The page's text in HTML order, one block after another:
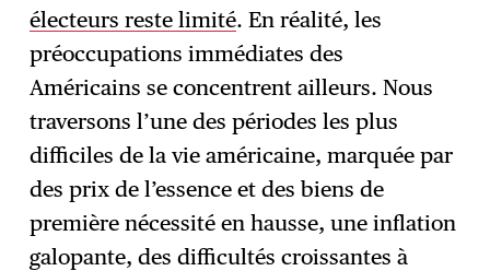
électeurs reste limité. En réalité, les
préoccupations immédiates des
Américains se concentrent ailleurs. Nous
traversons l’une des périodes les plus
difficiles de la vie américaine, marquée par
des prix de l’essence et des biens de
première nécessité en hausse, une inflation
galopante, des difficultés croissantes à